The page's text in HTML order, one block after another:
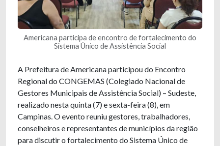
Americana participa de encontro de fortalecimento do
Sistema Único de Assistência Social
A Prefeitura de Americana participou do Encontro
Regional do CONGEMAS (Colegiado Nacional de
Gestores Municipais de Assistência Social) – Sudeste,
realizado nesta quinta (7) e sexta-feira (8), em
Campinas. O evento reuniu gestores, trabalhadores,
conselheiros e representantes de municípios da região
para discutir o fortalecimento do Sistema Único de